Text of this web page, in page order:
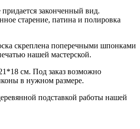
законченный вид.
старение, патина и полировка
скреплена поперечными шпонками
нашей мастерской.
см. Под заказ возможно
в нужном размере.
подставкой работы нашей